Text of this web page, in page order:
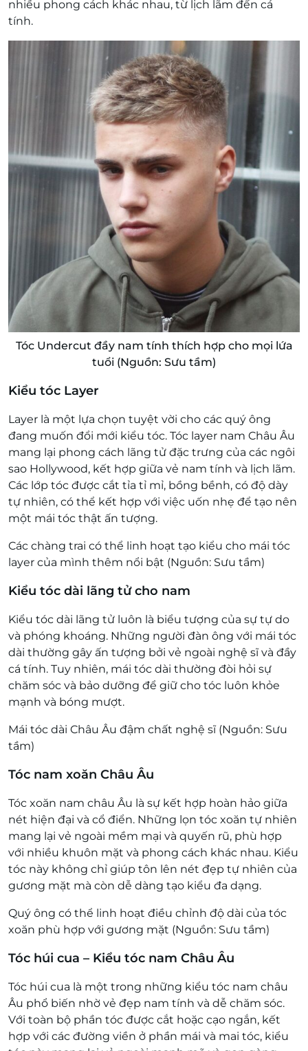
nhiều phong cách khác nhau, từ lịch lãm đến cá
tính.
Tóc Undercut đầy nam tính thích hợp cho mọi lứa
tuổi (Nguồn: Sưu tầm)
Kiểu tóc Layer
Layer là một lựa chọn tuyệt vời cho các quý ông
đang muốn đổi mới kiểu tóc. Tóc layer nam Châu Âu
mang lại phong cách lãng tử đặc trưng của các ngôi
sao Hollywood, kết hợp giữa vẻ nam tính và lịch lãm.
Các lớp tóc được cắt tỉa tỉ mỉ, bồng bềnh, có độ dày
tự nhiên, có thể kết hợp với việc uốn nhẹ để tạo nên
một mái tóc thật ấn tượng.
Các chàng trai có thể linh hoạt tạo kiểu cho mái tóc
layer của mình thêm nổi bật (Nguồn: Sưu tầm)
Kiểu tóc dài lãng tử cho nam
Kiểu tóc dài lãng tử luôn là biểu tượng của sự tự do
và phóng khoáng. Những người đàn ông với mái tóc
dài thường gây ấn tượng bởi vẻ ngoài nghệ sĩ và đầy
cá tính. Tuy nhiên, mái tóc dài thường đòi hỏi sự
chăm sóc và bảo dưỡng để giữ cho tóc luôn khỏe
mạnh và bóng mượt.
Mái tóc dài Châu Âu đậm chất nghệ sĩ (Nguồn: Sưu
tầm)
Tóc nam xoăn Châu Âu
Tóc xoăn nam châu Âu là sự kết hợp hoàn hảo giữa
nét hiện đại và cổ điển. Những lọn tóc xoăn tự nhiên
mang lại vẻ ngoài mềm mại và quyến rũ, phù hợp
với nhiều khuôn mặt và phong cách khác nhau. Kiểu
tóc này không chỉ giúp tôn lên nét đẹp tự nhiên của
gương mặt mà còn dễ dàng tạo kiểu đa dạng.
Quý ông có thể linh hoạt điều chỉnh độ dài của tóc
xoăn phù hợp với gương mặt (Nguồn: Sưu tầm)
Tóc húi cua – Kiểu tóc nam Châu Âu
Tóc húi cua là một trong những kiểu tóc nam châu
Âu phổ biến nhờ vẻ đẹp nam tính và dễ chăm sóc.
Với toàn bộ phần tóc được cắt hoặc cạo ngắn, kết
hợp với các đường viền ở phần mái và mai tóc, kiểu